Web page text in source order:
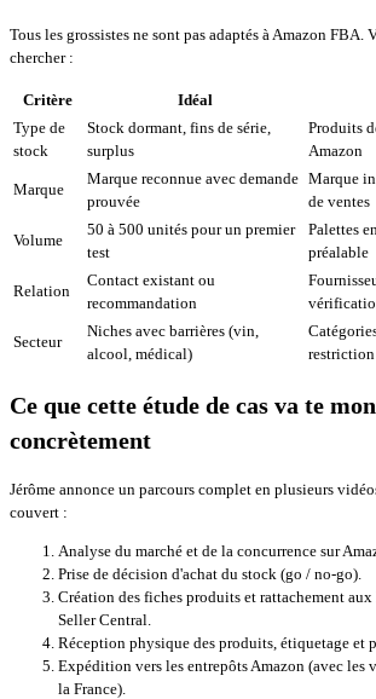
Tous les grossistes ne sont pas adaptés à Amazon FBA.
chercher :
Critère Idéal
Type de
stock
Stock dormant, fins de série,
surplus
Produits
Amazon
Marque
Marque reconnue avec demande
prouvée
Marque
de ventes
Volume
50 à 500 unités pour un premier
test
Palettes
préalable
Relation
Contact existant ou
recommandation
Secteur
Niches avec barrières (vin,
alcool, médical)
restriction
Ce que cette étude de cas va te
concrètement
Jérôme annonce un parcours complet en plusieurs
couvert :
Analyse du marché et de la concurrence sur
Prise de décision d'achat du stock (go / no-go).
Création des fiches produits et rattachement
Seller Central.
Réception physique des produits, étiquetage et
Expédition vers les entrepôts Amazon (avec les
la France).